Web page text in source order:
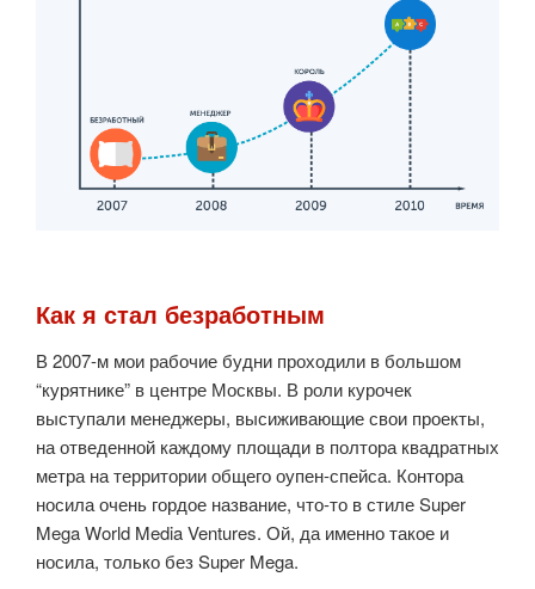
Как я стал безработным
В 2007-м мои рабочие будни проходили в большом
“курятнике” в центре Москвы. В роли курочек
выступали менеджеры, высиживающие свои проекты,
на отведенной каждому площади в полтора квадратных
метра на территории общего оупен-спейса. Контора
носила очень гордое название, что-то в стиле Super
Mega World Media Ventures. Ой, да именно такое и
носила, только без Super Mega.